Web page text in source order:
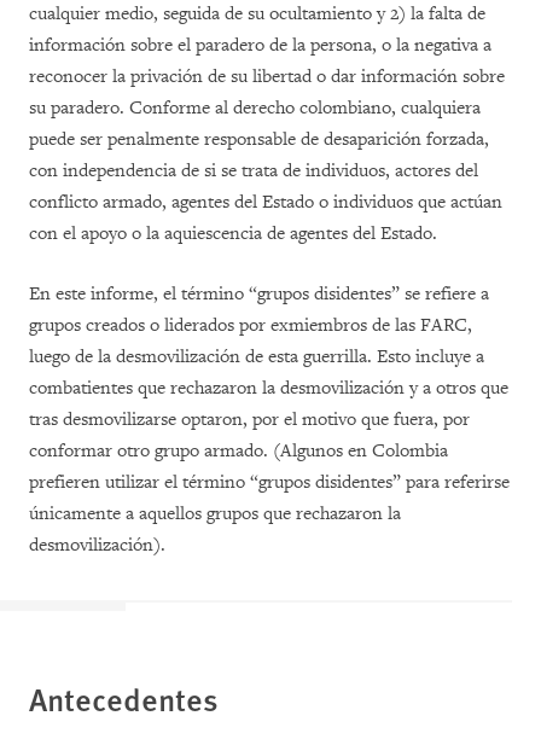
cualquier medio, seguida de su ocultamiento y 2) la falta de
información sobre el paradero de la persona, o la negativa a
reconocer la privación de su libertad o dar información sobre
su paradero. Conforme al derecho colombiano, cualquiera
puede ser penalmente responsable de desaparición forzada,
con independencia de si se trata de individuos, actores del
conflicto armado, agentes del Estado o individuos que actúan
con el apoyo o la aquiescencia de agentes del Estado.
En este informe, el término “grupos disidentes” se refiere a
grupos creados o liderados por exmiembros de las FARC,
luego de la desmovilización de esta guerrilla. Esto incluye a
combatientes que rechazaron la desmovilización y a otros que
tras desmovilizarse optaron, por el motivo que fuera, por
conformar otro grupo armado. (Algunos en Colombia
prefieren utilizar el término “grupos disidentes” para referirse
únicamente a aquellos grupos que rechazaron la
desmovilización).
Antecedentes